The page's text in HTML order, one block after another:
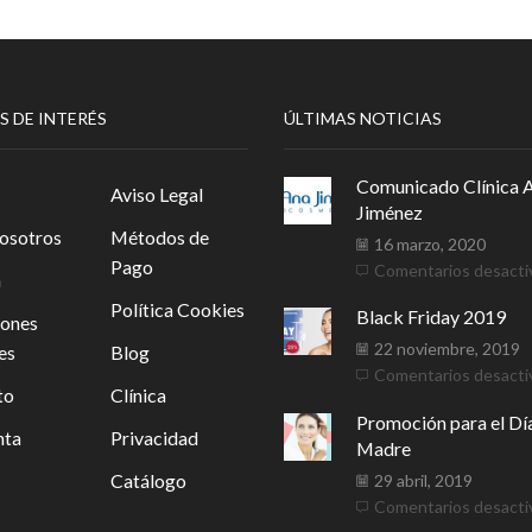
DE INTERÉS
Aviso Legal
Métodos de
Pago
Política Cookies
Blog
Clínica
Privacidad
Catálogo
ÚLTIMAS NOTICIAS
Comunicado Clínica
Jiménez
16 marzo, 2020
Comentarios
Black Friday 2019
22 noviembre, 2019
Comentarios
Promoción para el
Madre
29 abril, 2019
Comentarios